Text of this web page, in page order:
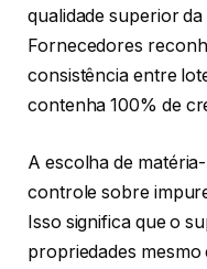
qualidade superior
Fornecedores
consistência entre
contenha 100% de
A escolha de
controle sobre
Isso significa que o
propriedades